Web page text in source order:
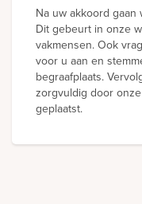
Na uw akkoord
Dit gebeurt in onze
vakmensen. Ook
voor u aan en
begraafplaats.
zorgvuldig door
geplaatst.